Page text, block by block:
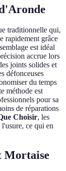
traditionnelle qui,
rapidement grâce
est idéal
accrue lors
joints solides et
défonceuses
du temps
méthode est
pour sa
de réparations
Choisir, les
l'usure, ce qui en
Mortaise